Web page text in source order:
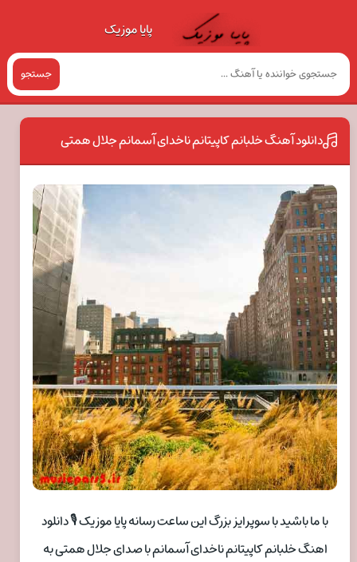
پایا موزیک
جستجو
دانلود آهنگ خلبانم کاپیتانم ناخدای آسمانم جلال همتی
با ما باشید با سوپرایز بزرگ این ساعت رسانه پایا موزیک 🎙 دانلود
اهنگ خلبانم کاپیتانم ناخدای آسمانم با صدای جلال همتی به